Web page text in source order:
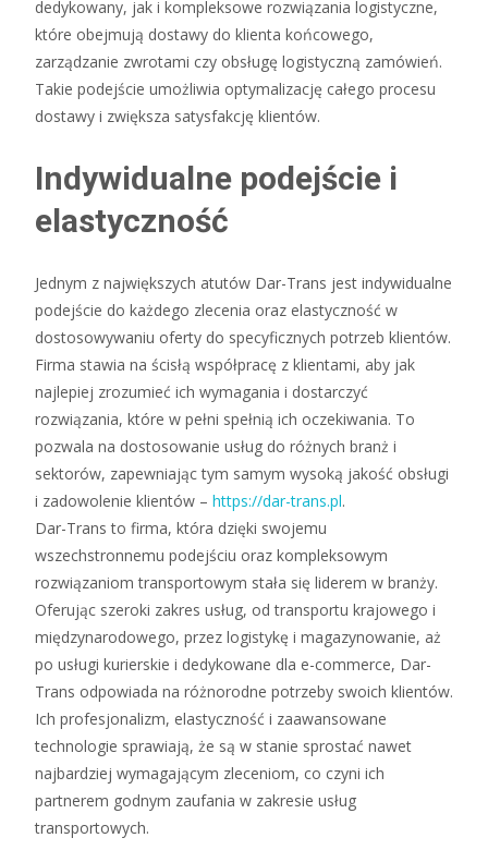
dedykowany, jak i kompleksowe rozwiązania logistyczne,
które obejmują dostawy do klienta końcowego,
zarządzanie zwrotami czy obsługę logistyczną zamówień.
Takie podejście umożliwia optymalizację całego procesu
dostawy i zwiększa satysfakcję klientów.
Indywidualne podejście i
elastyczność
Jednym z największych atutów Dar-Trans jest indywidualne
podejście do każdego zlecenia oraz elastyczność w
dostosowywaniu oferty do specyficznych potrzeb klientów.
Firma stawia na ścisłą współpracę z klientami, aby jak
najlepiej zrozumieć ich wymagania i dostarczyć
rozwiązania, które w pełni spełnią ich oczekiwania. To
pozwala na dostosowanie usług do różnych branż i
sektorów, zapewniając tym samym wysoką jakość obsługi
i zadowolenie klientów – https://dar-trans.pl.
Dar-Trans to firma, która dzięki swojemu
wszechstronnemu podejściu oraz kompleksowym
rozwiązaniom transportowym stała się liderem w branży.
Oferując szeroki zakres usług, od transportu krajowego i
międzynarodowego, przez logistykę i magazynowanie, aż
po usługi kurierskie i dedykowane dla e-commerce, Dar-
Trans odpowiada na różnorodne potrzeby swoich klientów.
Ich profesjonalizm, elastyczność i zaawansowane
technologie sprawiają, że są w stanie sprostać nawet
najbardziej wymagającym zleceniom, co czyni ich
partnerem godnym zaufania w zakresie usług
transportowych.